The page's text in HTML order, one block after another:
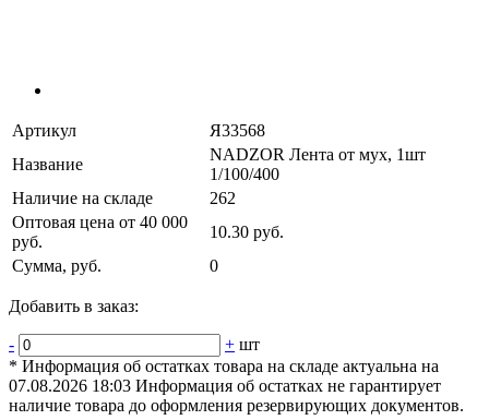
Артикул
Я33568
Название
NADZOR Лента от мух, 1шт
1/100/400
Наличие на складе
262
Оптовая цена от 40 000
руб.
10.30 руб.
Сумма, руб.
0
Добавить в заказ:
- + шт
* Информация об остатках товара на складе актуальна на
07.08.2026 18:03 Информация об остатках не гарантирует
наличие товара до оформления резервирующих документов.